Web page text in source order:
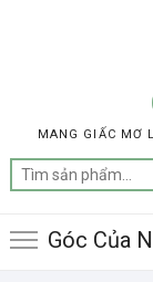
MANG GIẤC MƠ
Góc Của